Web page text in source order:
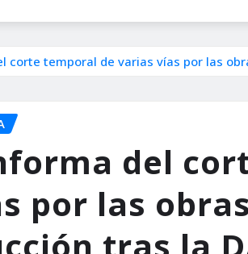
corte temporal de varias vías por las
del
por las